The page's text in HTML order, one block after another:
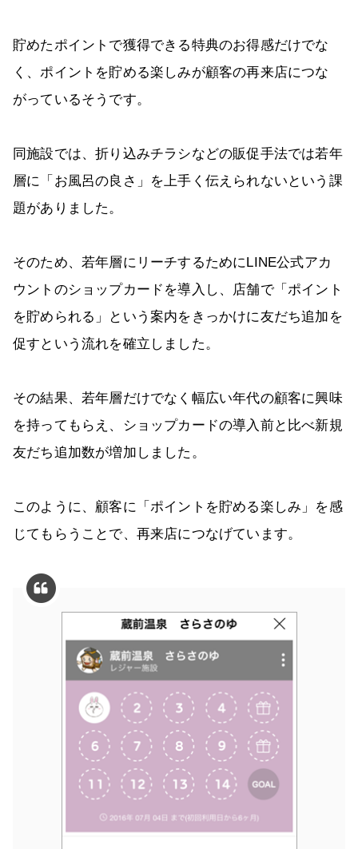
貯めたポイントで獲得できる特典のお得感だけでな
く、ポイントを貯める楽しみが顧客の再来店につな
がっているそうです。
同施設では、折り込みチラシなどの販促手法では若年
層に「お風呂の良さ」を上手く伝えられないという課
題がありました。
そのため、若年層にリーチするためにLINE公式アカ
ウントのショップカードを導入し、店舗で「ポイント
を貯められる」という案内をきっかけに友だち追加を
促すという流れを確立しました。
その結果、若年層だけでなく幅広い年代の顧客に興味
を持ってもらえ、ショップカードの導入前と比べ新規
友だち追加数が増加しました。
このように、顧客に「ポイントを貯める楽しみ」を感
じてもらうことで、再来店につなげています。